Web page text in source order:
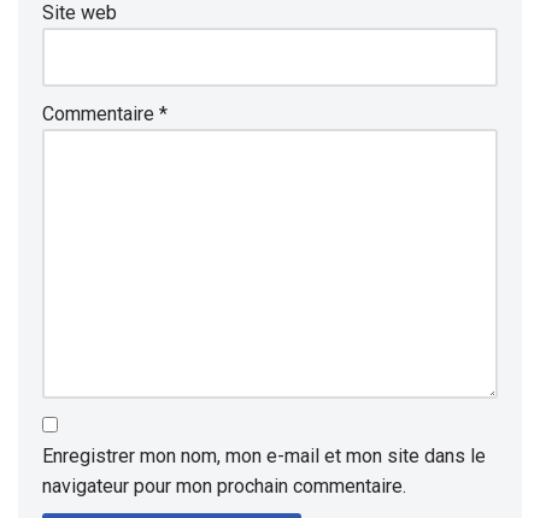
Site web
Commentaire *
Enregistrer mon nom, mon e-mail et mon site dans le
navigateur pour mon prochain commentaire.